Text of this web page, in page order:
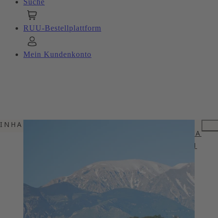
Suche
RUU-Bestellplattform
Mein Kundenkonto
INHALTSVERZEICHNIS
ZWISCHEN APENNINEN UND ADRIA
VIELFALT IN WETTER UND BODEN